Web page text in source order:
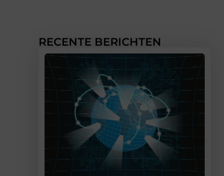
RECENTE BERICHTEN